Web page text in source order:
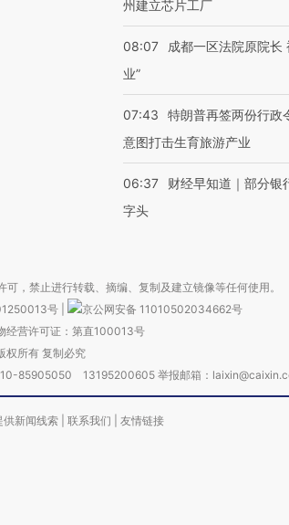
州建立芯片工厂
08:07
成都一区法院原院长
业”
07:43
特朗普再签两份行政
意图打击生育旅游产业
06:37
财经早知道｜部分银
字头
，禁止进行转载、摘编、复制及建立镜像等任何使用。
号
京公网安备 11010502034662号
经营许可证：第直100013号
权所有 复制必究
85905050 13195200605 举报邮箱：
供新闻线索 联系我们 友情链接